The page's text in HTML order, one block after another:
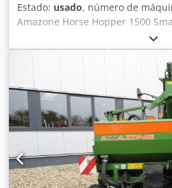
Estado: usado, número de
Amazone Horse Hopper 1500
1,50 m * Capacidad de tolva de
Enganche de 3 puntos para
Rodillos de apoyo * Dispositivo
Toma de fuerza con rueda libre *
vaciado hidráulico del suelo *
rpm * Indicador de nivel de
vehículo: 8427 ¡Soporte por
Aljrhy H Royja Si tiene preguntas
necesita más información, no
cómodamente por WhatsApp.
Sujeto a errores y venta previa.